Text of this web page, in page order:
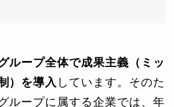
ループ全体で成果主義（ミッ
）を導入 しています。そのた
ループに属する企業では、年